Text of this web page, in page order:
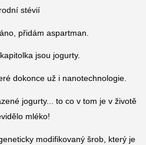
stévií
přidám aspartman.
jsou jogurty.
dokonce už i nanotechnologie.
jogurty... to co v tom je v životě
mléko!
modifikovaný šrob, který je